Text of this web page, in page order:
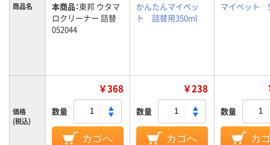
商品名 本商品：東邦 ウタマ
ロクリーナー 詰替
052044
かんたんマイペッ
ト 詰替用350ml
マイペット
価格
(税込)
￥368
数量
カゴへ
￥238
数量
カゴへ
数量
カ